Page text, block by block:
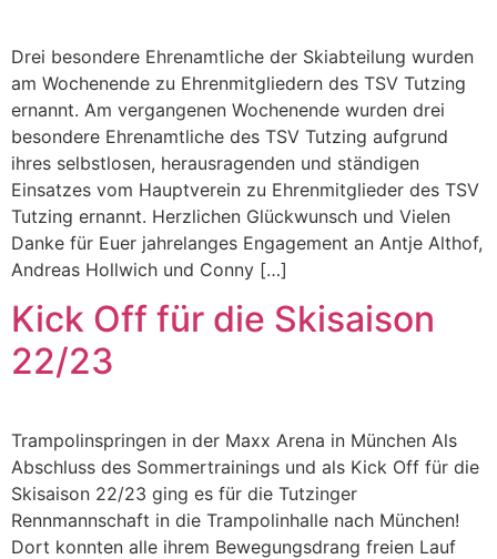
Drei besondere Ehrenamtliche der Skiabteilung wurden
am Wochenende zu Ehrenmitgliedern des TSV Tutzing
ernannt. Am vergangenen Wochenende wurden drei
besondere Ehrenamtliche des TSV Tutzing aufgrund
ihres selbstlosen, herausragenden und ständigen
Einsatzes vom Hauptverein zu Ehrenmitglieder des TSV
Tutzing ernannt. Herzlichen Glückwunsch und Vielen
Danke für Euer jahrelanges Engagement an Antje Althof,
Andreas Hollwich und Conny […]
Kick Off für die Skisaison
22/23
Trampolinspringen in der Maxx Arena in München Als
Abschluss des Sommertrainings und als Kick Off für die
Skisaison 22/23 ging es für die Tutzinger
Rennmannschaft in die Trampolinhalle nach München!
Dort konnten alle ihrem Bewegungsdrang freien Lauf